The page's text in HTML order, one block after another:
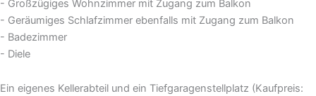
- Großzügiges Wohnzimmer mit Zugang zum Balkon
- Geräumiges Schlafzimmer ebenfalls mit Zugang zum Balkon
- Badezimmer
- Diele
Ein eigenes Kellerabteil und ein Tiefgaragenstellplatz (Kaufpreis: